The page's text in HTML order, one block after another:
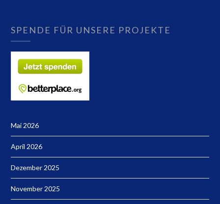
SPENDE FÜR UNSERE PROJEKTE
Mai 2026
April 2026
Dezember 2025
November 2025